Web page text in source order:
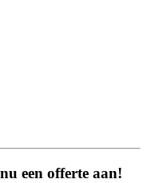
een offerte aan!